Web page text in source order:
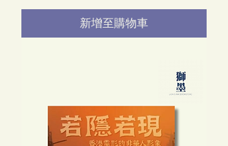
新增至購物車